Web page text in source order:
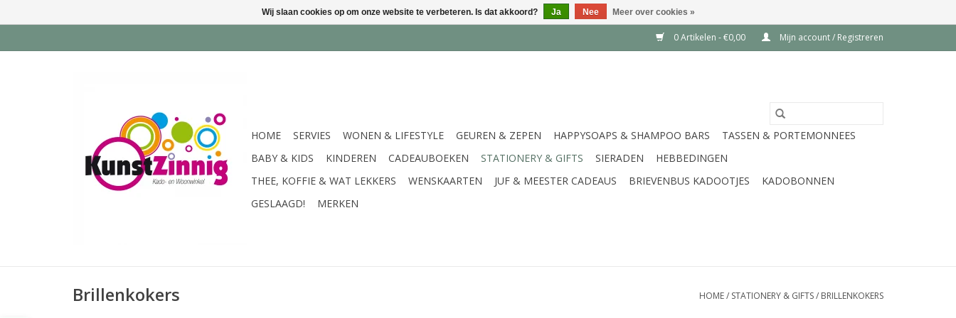
0 Artikelen - €0,00 Mijn account / Registreren
HOME SERVIES WONEN & LIFESTYLE GEUREN & ZEPEN HAPPYSOAPS & SHAMPOO BARS
TASSEN & PORTEMONNEES
BABY & KIDS
KINDEREN CADEAUBOEKEN STATIONERY & GIFTS SIERADEN
HEBBEDINGEN
THEE, KOFFIE & WAT LEKKERS
WENSKAARTEN JUF & MEESTER CADEAUS BRIEVENBUS KADOOTJES
KADOBONNEN
GESLAAGD!
MERKEN
Brillenkokers HOME/ STATIONERY & GIFTS/ BRILLENKOKERS
Wij slaan cookies op om onze website te verbeteren. Is dat akkoord? Ja Nee Meer over cookies »